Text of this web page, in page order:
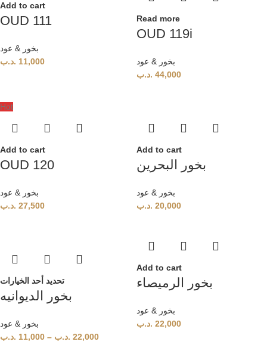
Add to cart
OUD 111
بخور & عود
11,000 .د.ب
Read more
OUD 119i
بخور & عود
44,000 .د.ب
Hot
Add to cart
OUD 120
بخور & عود
27,500 .د.ب
Add to cart
بخور البحرين
بخور & عود
20,000 .د.ب
تحديد أحد الخيارات
بخور الديوانيه
بخور & عود
11,000 .د.ب – 22,000 .د.ب
Add to cart
بخور الرميصاء
بخور & عود
22,000 .د.ب